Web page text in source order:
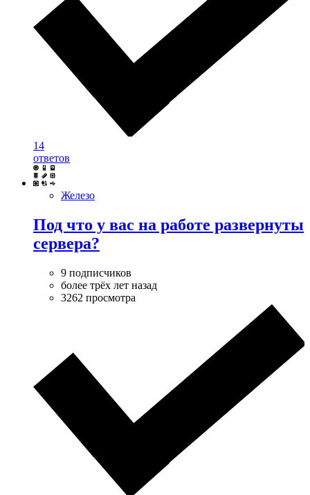
14
ответов
Железо
Под что у вас на работе развернуты
сервера?
9 подписчиков
более трёх лет назад
3262 просмотра